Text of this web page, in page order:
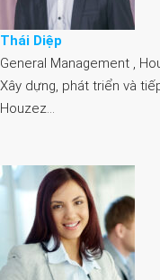
Thái Diệp
General Management ,
Xây dựng, phát triển và
Houzez…